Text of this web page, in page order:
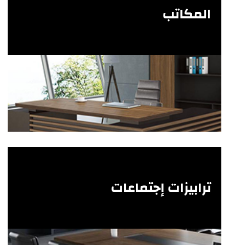
المكاتب
ترابيزات إجتماعات